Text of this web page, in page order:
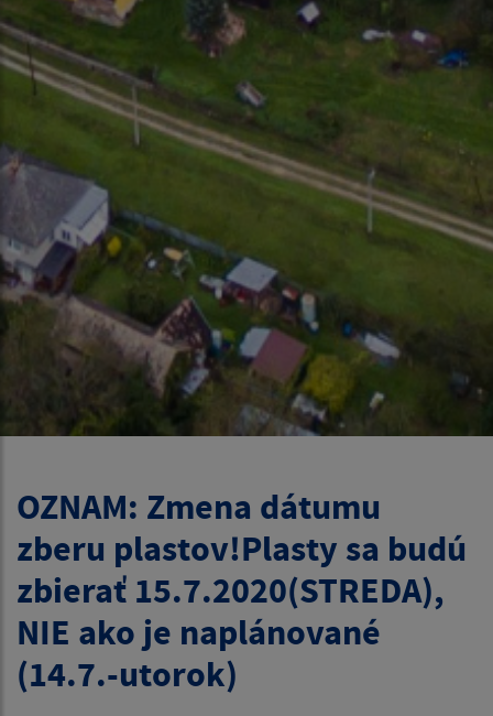
OZNAM: Zmena dátumu
zberu plastov!Plasty sa budú
zbierať 15.7.2020(STREDA),
NIE ako je naplánované
(14.7.-utorok)